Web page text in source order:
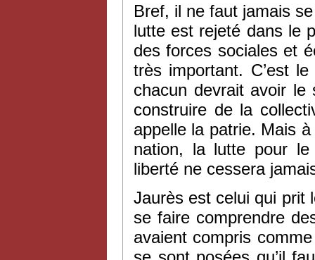
Bref, il ne faut jamais
lutte est rejeté dans le
des forces sociales et
très important. C’est
chacun devrait avoir le
construire de la
appelle la patrie. Mais
nation, la lutte pour
liberté ne cessera
Jaurès est celui qui prit
se faire comprendre
avaient compris